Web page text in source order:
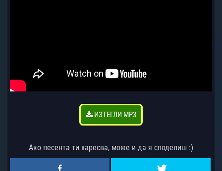
ИЗТЕГЛИ MP3
Ако песента ти харесва, може и да я споделиш :)